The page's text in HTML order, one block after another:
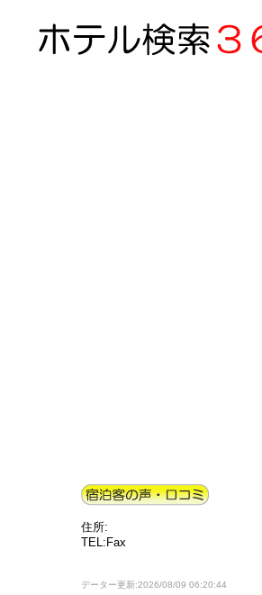
住所:
TEL:Fax
データー更新:2026/08/09 06:20:44